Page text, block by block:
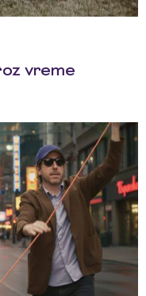
vreme